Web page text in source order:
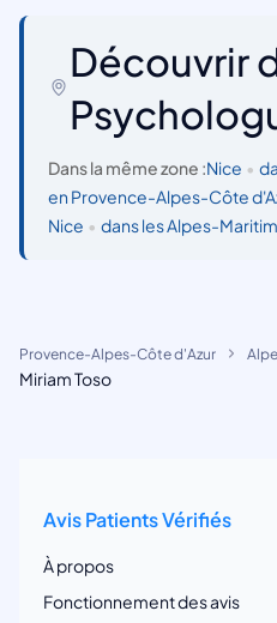
Découvrir
Dans la même zone :Nice •
en Provence-Alpes-Côte
Nice • dans les Alpes-
Provence-Alpes-Côte d'Azur
Miriam Toso
Avis Patients Vérifiés
À propos
Fonctionnement des avis